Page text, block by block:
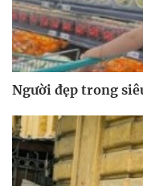
Người đẹp trong